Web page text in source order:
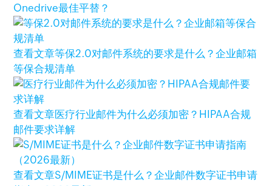
Onedrive最佳平替？
查看文章等保2.0对邮件系统的要求是什么？企业邮箱
等保合规清单
查看文章医疗行业邮件为什么必须加密？HIPAA合规
邮件要求详解
查看文章S/MIME证书是什么？企业邮件数字证书申请